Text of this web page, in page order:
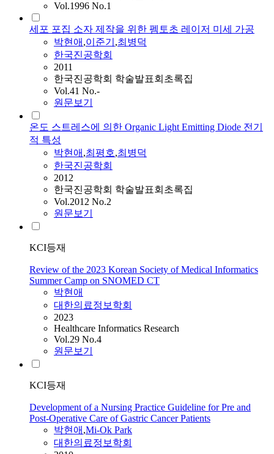
Vol.1996 No.1
세포 포집 소자 제작을 위한 펨토초 레이저 미세 가공
박현애 ,이준기 ,최병덕
한국진공학회
2011
한국진공학회 학술발표회초록집
Vol.41 No.-
원문보기
온도 스트레스에 의한 Organic Light Emitting Diode 전기
적 특성
박현애 ,최평호,최병덕
한국진공학회
2012
한국진공학회 학술발표회초록집
Vol.2012 No.2
원문보기
KCI등재
Review of the 2023 Korean Society of Medical Informatics
Summer Camp on SNOMED CT
박현애
대한의료정보학회
2023
Healthcare Informatics Research
Vol.29 No.4
원문보기
KCI등재
Development of a Nursing Practice Guideline for Pre and
Post-Operative Care of Gastric Cancer Patients
박현애 ,Mi-Ok Park
대한의료정보학회